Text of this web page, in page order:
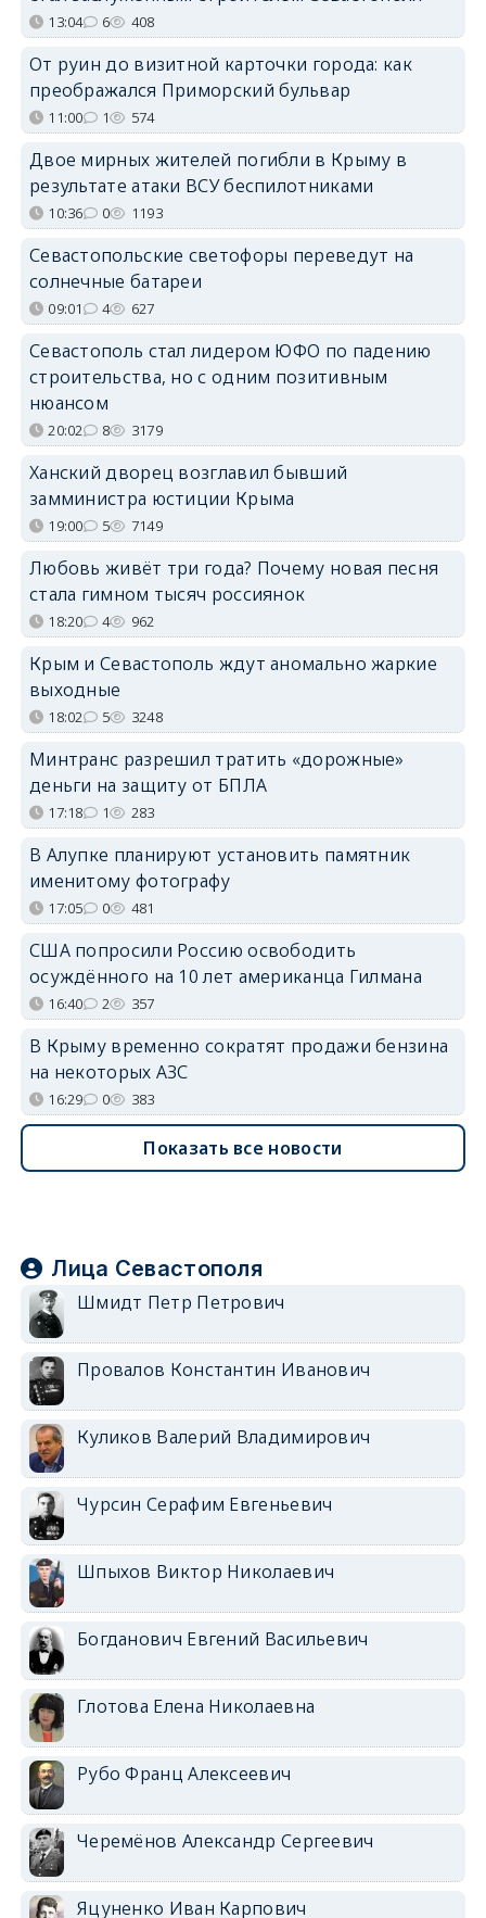
13:04 6 408
От руин до визитной карточки города: как
преображался Приморский бульвар
11:00 1 574
Двое мирных жителей погибли в Крыму в
результате атаки ВСУ беспилотниками
10:36 0 1193
Севастопольские светофоры переведут на
солнечные батареи
09:01 4 627
Севастополь стал лидером ЮФО по падению
строительства, но с одним позитивным
нюансом
20:02 8 3179
Ханский дворец возглавил бывший
замминистра юстиции Крыма
19:00 5 7149
Любовь живёт три года? Почему новая песня
стала гимном тысяч россиянок
18:20 4 962
Крым и Севастополь ждут аномально жаркие
выходные
18:02 5 3248
Минтранс разрешил тратить «дорожные»
деньги на защиту от БПЛА
17:18 1 283
В Алупке планируют установить памятник
именитому фотографу
17:05 0 481
США попросили Россию освободить
осуждённого на 10 лет американца Гилмана
16:40 2 357
В Крыму временно сократят продажи бензина
на некоторых АЗС
16:29 0 383
Показать все новости
Лица Севастополя
Шмидт Петр Петрович
Провалов Константин Иванович
Куликов Валерий Владимирович
Чурсин Серафим Евгеньевич
Шпыхов Виктор Николаевич
Богданович Евгений Васильевич
Глотова Елена Николаевна
Рубо Франц Алексеевич
Черемёнов Александр Сергеевич
Яцуненко Иван Карпович